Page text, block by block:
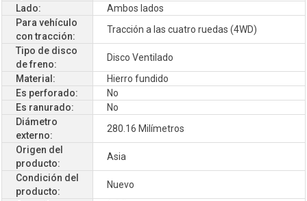
Lado:
Ambos lados
Para vehículo
con tracción:
Tracción a las cuatro ruedas (4WD)
Tipo de disco
de freno:
Disco Ventilado
Material:
Hierro fundido
Es perforado:
No
Es ranurado:
No
Diámetro
externo:
280.16 Milímetros
Origen del
producto:
Asia
Condición del
producto:
Nuevo